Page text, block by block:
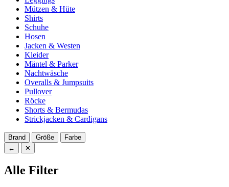
Mützen & Hüte
Shirts
Schuhe
Hosen
Jacken & Westen
Kleider
Mäntel & Parker
Nachtwäsche
Overalls & Jumpsuits
Pullover
Röcke
Shorts & Bermudas
Strickjacken & Cardigans
Brand Größe
Farbe
←
✕
Alle Filter